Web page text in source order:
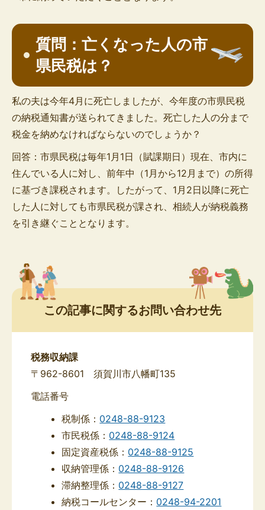
質問：亡くなった人の市
県民税は？
私の夫は今年4月に死亡しましたが、今年度の市県民税
の納税通知書が送られてきました。死亡した人の分まで
税金を納めなければならないのでしょうか？
回答：市県民税は毎年1月1日（賦課期日）現在、市内に
住んでいる人に対し、前年中（1月から12月まで）の所得
に基づき課税されます。したがって、1月2日以降に死亡
した人に対しても市県民税が課され、相続人が納税義務
を引き継ぐこととなります。
この記事に関するお問い合わせ先
税務収納課
〒962-8601 須賀川市八幡町135
電話番号
税制係： 0248-88-9123
市民税係： 0248-88-9124
固定資産税係： 0248-88-9125
収納管理係： 0248-88-9126
滞納整理係： 0248-88-9127
納税コールセンター： 0248-94-2201